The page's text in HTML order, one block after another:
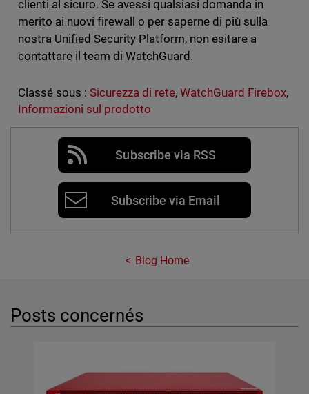
clienti al sicuro. Se avessi qualsiasi domanda in
merito ai nuovi firewall o per saperne di più sulla
nostra Unified Security Platform, non esitare a
contattare il team di WatchGuard.
Classé sous : Sicurezza di rete,WatchGuard Firebox,
Informazioni sul prodotto
Subscribe via RSS
Subscribe via Email
Blog Home
Posts concernés